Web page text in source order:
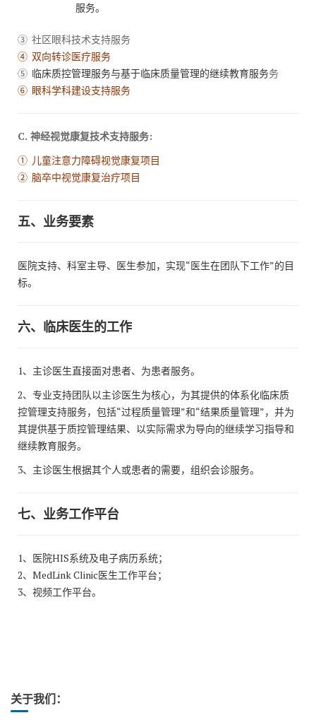
服务。
③ 社区眼科技术支持服务
④ 双向转诊医疗服务
⑤ 临床质控管理服务与基于临床质量管理的继续教育服务务
⑥ 眼科学科建设支持服务
C. 神经视觉康复技术支持服务:
① 儿童注意力障碍视觉康复项目
② 脑卒中视觉康复治疗项目
五、业务要素
医院支持、科室主导、医生参加，实现“医生在团队下工作”的目
标。
六、临床医生的工作
1、主诊医生直接面对患者、为患者服务。
2、专业支持团队以主诊医生为核心，为其提供的体系化临床质
控管理支持服务，包括“过程质量管理”和“结果质量管理”，并为
其提供基于质控管理结果、以实际需求为导向的继续学习指导和
继续教育服务。
3、主诊医生根据其个人或患者的需要，组织会诊服务。
七、 业务工作平台
1、医院HIS系统及电子病历系统；
2、MedLink Clinic医生工作平台；
3、视频工作平台。
关于我们：